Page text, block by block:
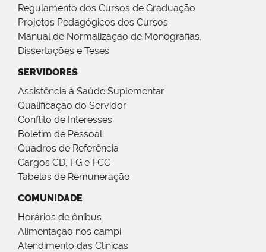
Regulamento dos Cursos de Graduação
Projetos Pedagógicos dos Cursos
Manual de Normalização de Monografias,
Dissertações e Teses
SERVIDORES
Assistência à Saúde Suplementar
Qualificação do Servidor
Conflito de Interesses
Boletim de Pessoal
Quadros de Referência
Cargos CD, FG e FCC
Tabelas de Remuneração
COMUNIDADE
Horários de ônibus
Alimentação nos campi
Atendimento das Clínicas